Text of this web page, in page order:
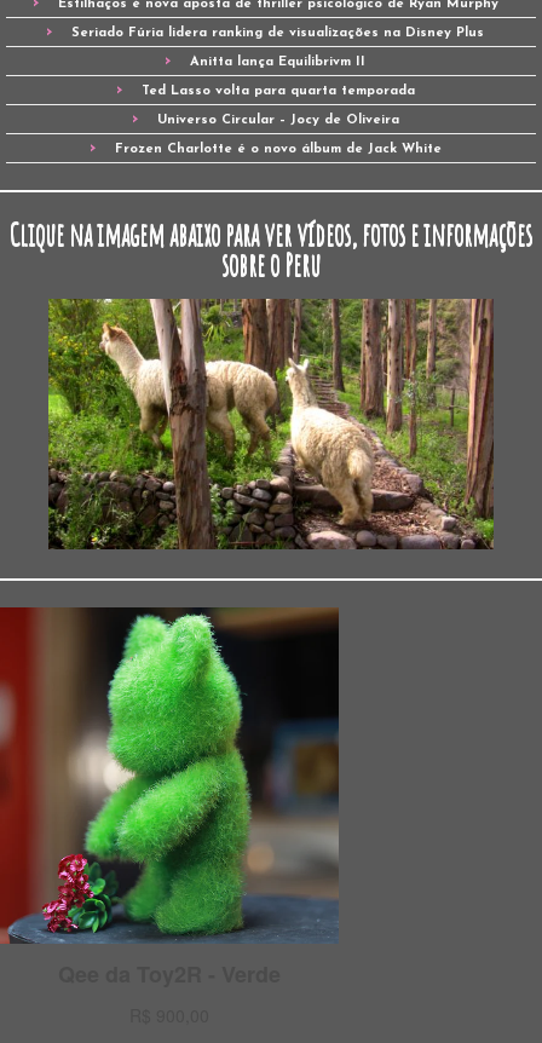
Estilhaços é nova aposta de thriller psicológico de Ryan Murphy
Seriado Fúria lidera ranking de visualizações na Disney Plus
Anitta lança Equilibrivm II
Ted Lasso volta para quarta temporada
Universo Circular – Jocy de Oliveira
Frozen Charlotte é o novo álbum de Jack White
Clique na imagem abaixo para ver vídeos, fotos e informações
sobre o Peru